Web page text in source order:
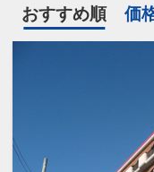
おすすめ順
価